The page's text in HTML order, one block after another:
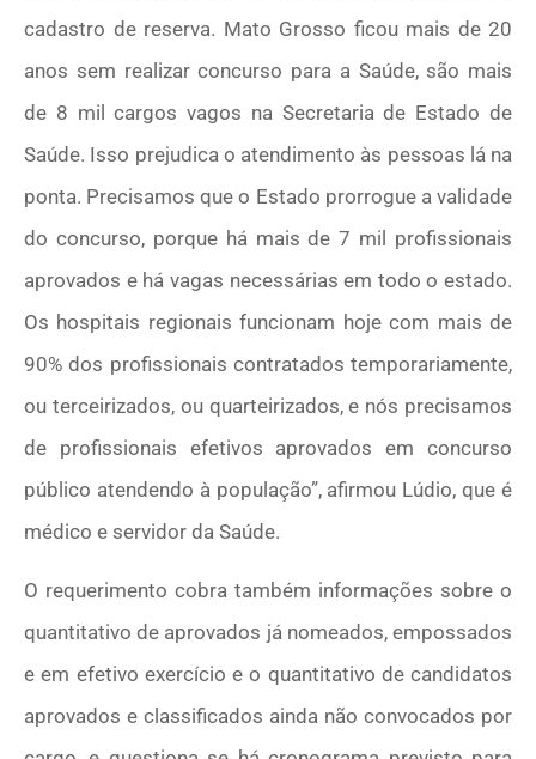
cadastro de reserva. Mato Grosso ficou mais de 20
anos sem realizar concurso para a Saúde, são mais
de 8 mil cargos vagos na Secretaria de Estado de
Saúde. Isso prejudica o atendimento às pessoas lá na
ponta. Precisamos que o Estado prorrogue a validade
do concurso, porque há mais de 7 mil profissionais
aprovados e há vagas necessárias em todo o estado.
Os hospitais regionais funcionam hoje com mais de
90% dos profissionais contratados temporariamente,
ou terceirizados, ou quarteirizados, e nós precisamos
de profissionais efetivos aprovados em concurso
público atendendo à população”, afirmou Lúdio, que é
médico e servidor da Saúde.
O requerimento cobra também informações sobre o
quantitativo de aprovados já nomeados, empossados
e em efetivo exercício e o quantitativo de candidatos
aprovados e classificados ainda não convocados por